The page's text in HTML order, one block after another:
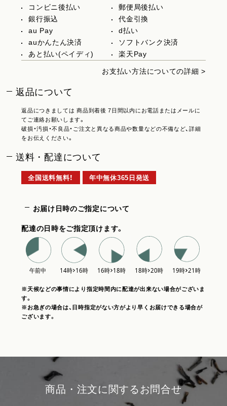
コンビニ後払い
郵便局後払い
銀行振込
代金引換
au Pay
d払い
auかんたん決済
ソフトバンク決済
あと払い(ペイディ)
楽天Pay
お支払い方法についての詳細 >
返品について
返品につきましては 商品到着後 7日間以内にお電話またはメールに
てご連絡お願いします。
破損・汚損・不良品・ご注文と異なる商品や数量などの不備など、詳細
をお伝えください。
送料・配達について
全国送料無料！ 年中無休365日発送
お届け日時のご指定について
配達の日時をご指定頂けます。
※天候などの事情により指定時間内に配達が出来ない場合がございま
す。
※お急ぎの場合は、日時指定がない方がより早くお届けできる場合が
ございます。
商品・注文に関するお問合せ